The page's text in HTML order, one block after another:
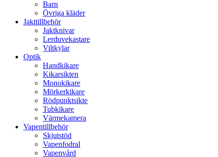
Barn
Övriga kläder
Jakttillbehör
Jaktknivar
Lerduvekastare
Viltkylar
Optik
Handkikare
Kikarsikten
Monokikare
Mörkerkikare
Rödpunktsikte
Tubkikare
Värmekamera
Vapentillbehör
Skjutstöd
Vapenfodral
Vapenvård